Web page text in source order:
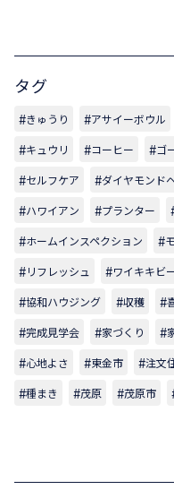
タグ
きゅうり アサイーボウル
キュウリ
コーヒー ゴ
セルフケア
ダイヤモンド
ハワイアン
プランター
ホームインスペクション
リフレッシュ
ワイキキビ
協和ハウジング
収穫
完成見学会
家づくり
心地よさ
東金市 注文
種まき
茂原 茂原市